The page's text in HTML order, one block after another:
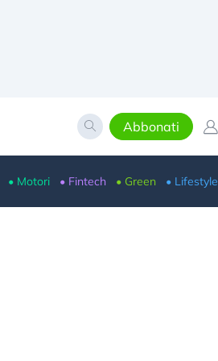
Abbonati
• Motori • Fintech • Green • Lifestyle